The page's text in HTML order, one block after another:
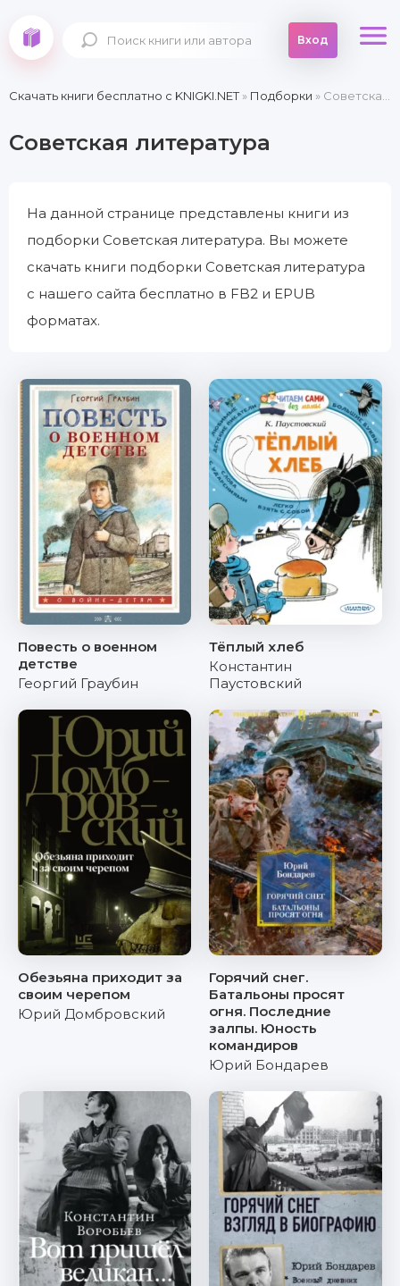
Вход
Скачать книги бесплатно c KNIGKI.NET» Подборки » Советская литература
Советская литература
На данной странице представлены книги из
подборки Советская литература. Вы можете
скачать книги подборки Советская литература
с нашего сайта бесплатно в FB2 и EPUB
форматах.
Повесть о военном
детстве
Георгий Граубин
Тёплый хлеб
Константин
Паустовский
Обезьяна приходит за
своим черепом
Юрий Домбровский
Горячий снег.
Батальоны просят
огня. Последние
залпы. Юность
командиров
Юрий Бондарев